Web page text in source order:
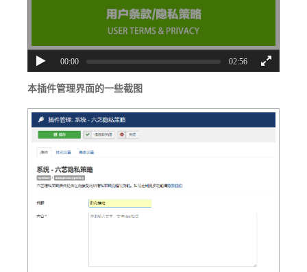
00:00 02:56
本插件管理界面的一些截图